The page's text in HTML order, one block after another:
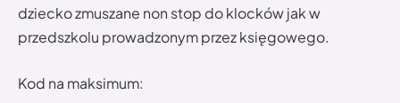
dziecko zmuszane non stop do klocków jak w
przedszkolu prowadzonym przez księgowego.
Kod na maksimum: